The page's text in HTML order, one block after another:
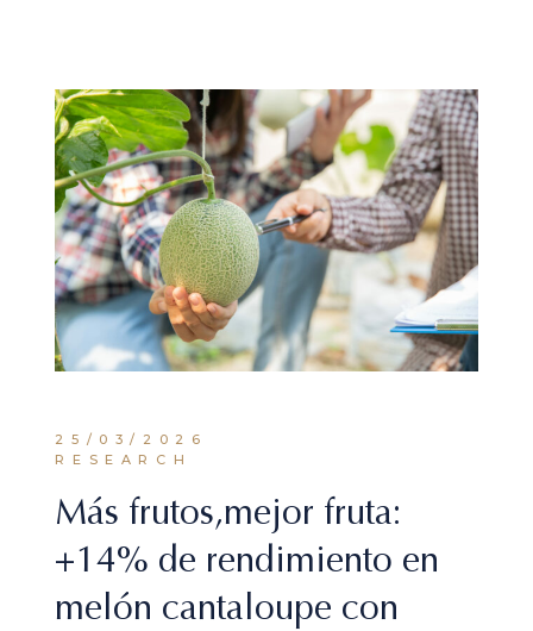
25/03/2026
RESEARCH
Más frutos,mejor fruta:
+14% de rendimiento en
melón cantaloupe con